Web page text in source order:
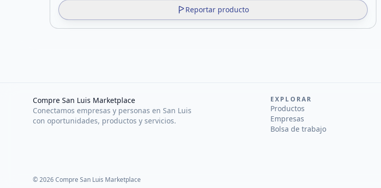
Reportar producto
Compre San Luis Marketplace
Conectamos empresas y personas en San Luis
con oportunidades, productos y servicios.
EXPLORAR
Productos
Empresas
Bolsa de trabajo
©2026Compre San Luis Marketplace